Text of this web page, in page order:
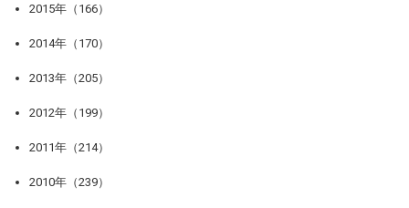
2015年（166）
2014年（170）
2013年（205）
2012年（199）
2011年（214）
2010年（239）